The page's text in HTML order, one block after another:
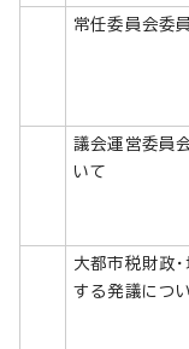
常任委員会委
議会運営委員
いて
大都市税財政
する発議につ